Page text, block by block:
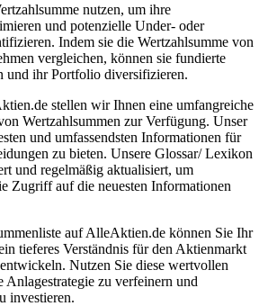
nutzen, um ihre
und potenzielle Under- oder
Indem sie die Wertzahlsumme von
vergleichen, können sie fundierte
und ihr Portfolio diversifizieren.
stellen wir Ihnen eine umfangreiche
Wertzahlsummen zur Verfügung. Unser
und umfassendsten Informationen für
zu bieten. Unsere Glossar/ Lexikon
und regelmäßig aktualisiert, um
Zugriff auf die neuesten Informationen
auf AlleAktien.de können Sie Ihr
tieferes Verständnis für den Aktienmarkt
Nutzen Sie diese wertvollen
zu verfeinern und
investieren.